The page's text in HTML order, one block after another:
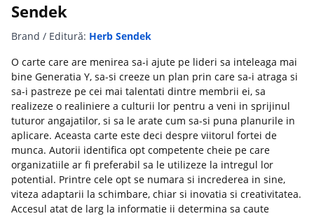
Sendek
Brand / Editură: Herb Sendek
O carte care are menirea sa-i ajute pe lideri sa inteleaga mai
bine Generatia Y, sa-si creeze un plan prin care sa-i atraga si
sa-i pastreze pe cei mai talentati dintre membrii ei, sa
realizeze o realiniere a culturii lor pentru a veni in sprijinul
tuturor angajatilor, si sa le arate cum sa-si puna planurile in
aplicare. Aceasta carte este deci despre viitorul fortei de
munca. Autorii identifica opt competente cheie pe care
organizatiile ar fi preferabil sa le utilizeze la intregul lor
potential. Printre cele opt se numara si increderea in sine,
viteza adaptarii la schimbare, chiar si inovatia si creativitatea.
Accesul atat de larg la informatie ii determina sa caute